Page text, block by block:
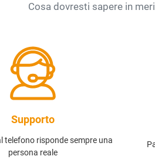
Cosa dovresti sapere in
Supporto
telefono risponde sempre una
persona reale